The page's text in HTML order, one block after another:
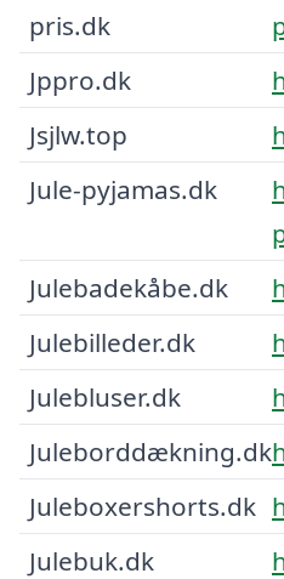
pris.dk
Jppro.dk
Jsjlw.top
Jule-pyjamas.dk
Julebadekåbe.dk
Julebilleder.dk
Julebluser.dk
Juleborddækning.dk
Juleboxershorts.dk
Julebuk.dk